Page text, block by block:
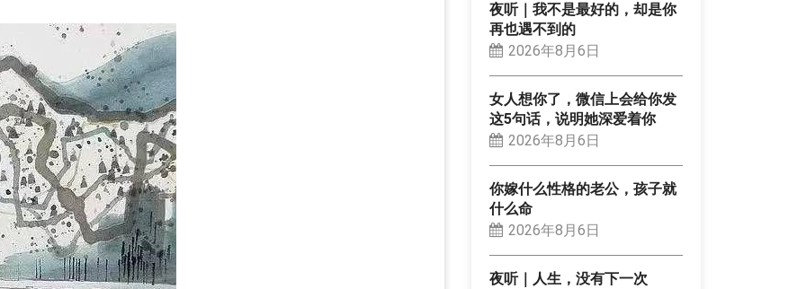
夜听｜我不是最好的，却是你
再也遇不到的
2026年8月6日
女人想你了，微信上会给你发
这5句话，说明她深爱着你
2026年8月6日
你嫁什么性格的老公，孩子就
什么命
2026年8月6日
夜听｜人生，没有下一次